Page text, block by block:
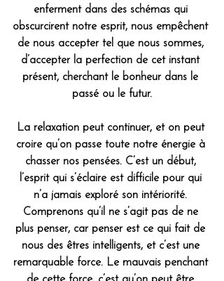
enferment dans des schémas qui
obscurcirent notre esprit, nous empêchent
de nous accepter tel que nous sommes,
d’accepter la perfection de cet instant
présent, cherchant le bonheur dans le
passé ou le futur.
La relaxation peut continuer, et on peut
croire qu’on passe toute notre énergie à
chasser nos pensées. C’est un début,
l’esprit qui s’éclaire est difficile pour qui
n’a jamais exploré son intériorité.
Comprenons qu’il ne s’agit pas de ne
plus penser, car penser est ce qui fait de
nous des êtres intelligents, et c’est une
remarquable force. Le mauvais penchant